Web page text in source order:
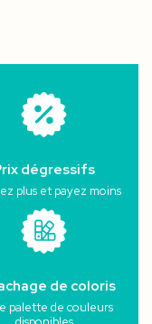
dégressifs
plus et payez moins
de coloris
palette de couleurs